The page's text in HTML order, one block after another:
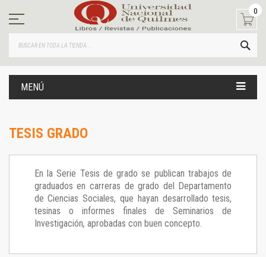
contenido
0
MENÚ
TESIS GRADO
En la Serie Tesis de grado se publican trabajos de
graduados en carreras de grado del Departamento
de Ciencias Sociales, que hayan desarrollado tesis,
tesinas o informes finales de Seminarios de
Investigación, aprobadas con buen concepto.